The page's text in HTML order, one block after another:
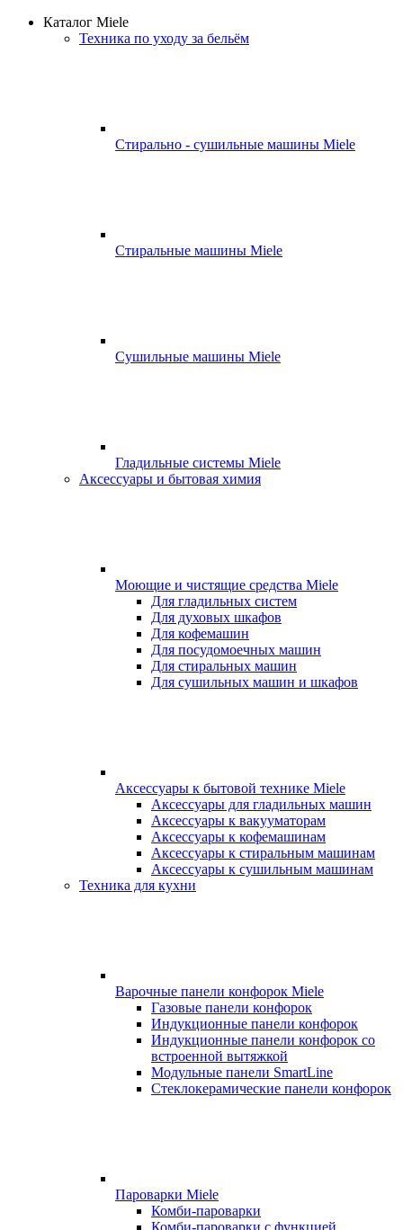
Каталог Miele
Техника по уходу за бельём
Стирально - сушильные машины Miele
Стиральные машины Miele
Сушильные машины Miele
Гладильные системы Miele
Аксессуары и бытовая химия
Моющие и чистящие средства Miele
Для гладильных систем
Для духовых шкафов
Для кофемашин
Для посудомоечных машин
Для стиральных машин
Для сушильных машин и шкафов
Аксессуары к бытовой технике Miele
Аксессуары для гладильных машин
Аксессуары к вакууматорам
Аксессуары к кофемашинам
Аксессуары к стиральным машинам
Аксессуары к сушильным машинам
Техника для кухни
Варочные панели конфорок Miele
Газовые панели конфорок
Индукционные панели конфорок
Индукционные панели конфорок со
встроенной вытяжкой
Модульные панели SmartLine
Стеклокерамические панели конфорок
Пароварки Miele
Комби-пароварки
Комби-пароварки с функцией